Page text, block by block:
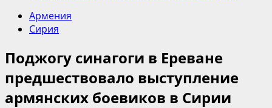
Армения
Сирия
Поджогу синагоги в Ереване
предшествовало выступление
армянских боевиков в Сирии